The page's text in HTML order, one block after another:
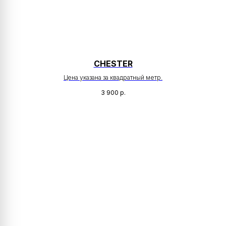
CHESTER
Цена указана за квадратный метр.
3 900 р.